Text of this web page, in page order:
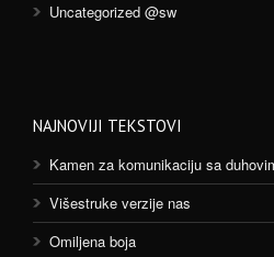
Uncategorized @sw
NAJNOVIJI TEKSTOVI
Kamen za komunikaciju sa
Višestruke verzije nas
Omiljena boja